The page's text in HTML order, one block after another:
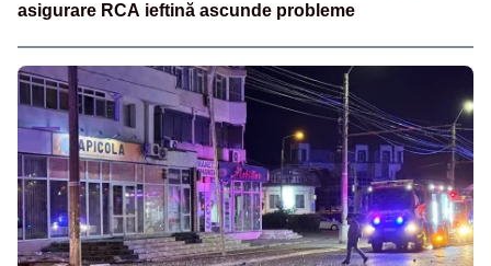
asigurare RCA ieftină ascunde probleme